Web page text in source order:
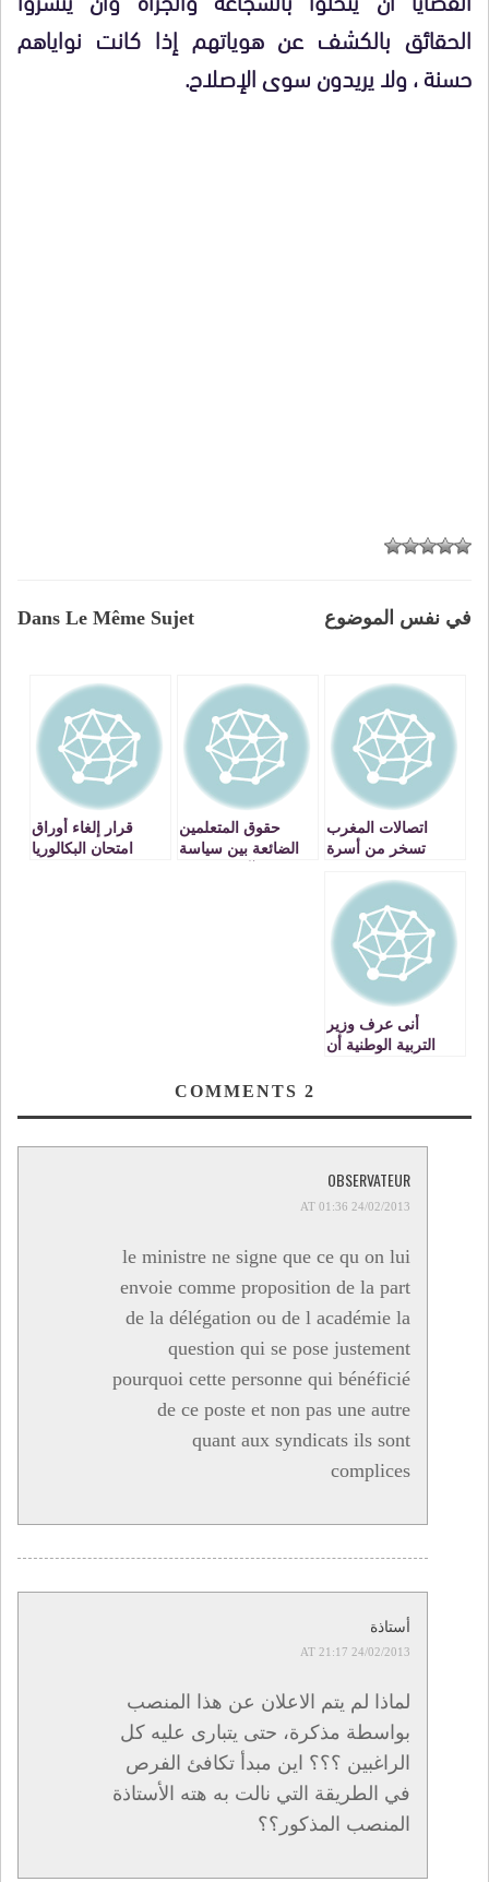
الحقائق بالكشف عن هوياتهم إذا كانت نواياهم
حسنة ، ولا يريدون سوى الإصلاح.
Dans Le Même Sujet في نفس الموضوع
اتصالات المغرب
تسخر من أسرة
حقوق المتعلمين
الضائعة بين سياسة
قرار إلغاء أوراق
امتحان البكالوريا
أنى عرف وزير
التربية الوطنية أن
الاستعجالي ؟
2
OBSERVATEUR
24/02/2013 AT 01:36
le ministre ne signe que ce qu on lui
envoie comme proposition de la part
de la délégation ou de l académie la
question qui se pose justement
pourquoi cette personne qui bénéficié
de ce poste et non pas une autre
quant aux syndicats ils sont
complices
أستاذة
24/02/2013 AT 21:17
لماذا لم يتم الاعلان عن هذا المنصب
بواسطة مذكرة، حتى يتبارى عليه كل
الراغبين ؟؟؟ اين مبدأ تكافئ الفرص
في الطريقة التي نالت به هته الأستاذة
المنصب المذكور؟؟